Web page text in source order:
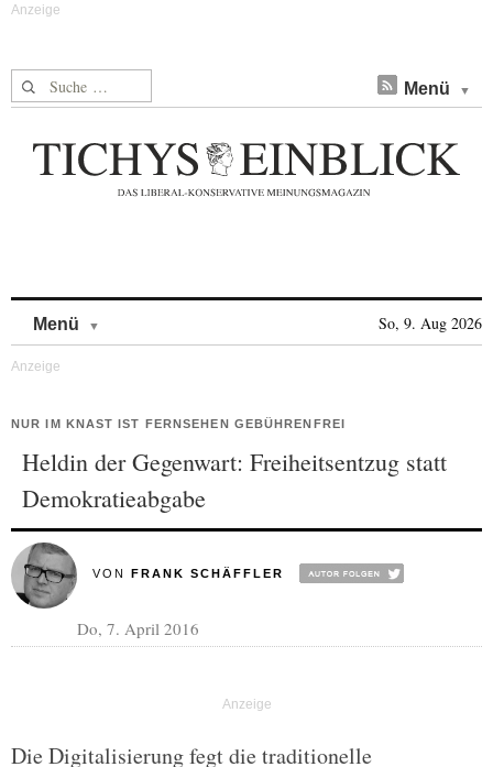
Suche nach: Menü
Menü So, 9. Aug 2026
NUR IM KNAST IST FERNSEHEN GEBÜHRENFREI
Heldin der Gegenwart: Freiheitsentzug statt
Demokratieabgabe
VON FRANK SCHÄFFLER
Do, 7. April 2016
Die Digitalisierung fegt die traditionelle